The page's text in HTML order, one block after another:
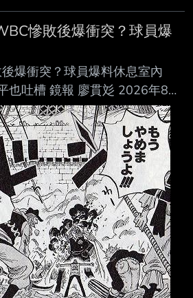
Ｃ Ｂ Ｂ Ｃ Ｂ 12:30 第2試合
7 健大高崎(群馬) 體育報評価
Ａ Ｂ Ｂ Ｂ 15:00 第3試合 立
3 －
慘敗後爆衝突？球員爆
爆衝突？球員爆料休息室內
吐槽 鏡報 廖貫彣 2026年8月
2026年世界棒球經典賽
止步8強，寫下隊史最差成績
卸下監 督職務，之後將由井口
刊文春》近日刊出多名匿名國手
執 教期間最大的問題在於「溝
指揮系統混亂，輸給委內瑞拉
度爆發衝突，甚至有球員當場
了！」，最終日本武士隊就在低
《週刊文春》訪問4名參與本屆
員，多人將矛頭指向